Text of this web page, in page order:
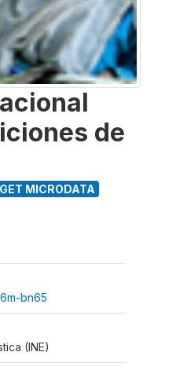
de
MICRODATA
bn65
(INE)